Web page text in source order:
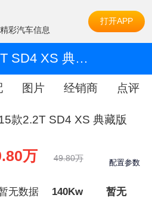
彩汽车信息
打开APP
2015款 2.2T SD4 XS 典藏版
图片 经销商 点评
款2.2T SD4 XS 典藏版
万 49.80万 配置参数
无数据 140Kw 暂无